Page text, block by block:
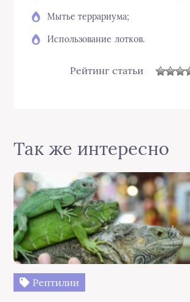
Мытье террариума;
Использование лотков.
Рейтинг статьи
Так же интересно
Рептилии